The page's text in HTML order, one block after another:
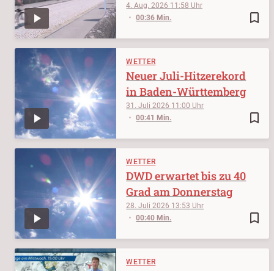
bookmark_border
4. Aug. 2026 11:58
00:36 Min.
WETTER
bookmark_border
31. Juli 2026 11:00
00:41 Min.
Neuer Juli-Hitzerekord
in Baden-Württemberg
WETTER
bookmark_border
28. Juli 2026 13:53
00:40 Min.
DWD erwartet bis zu 40
Grad am Donnerstag
WETTER